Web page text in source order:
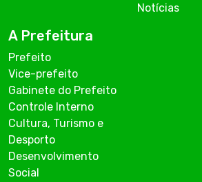
Notícias
A Prefeitura
Prefeito
Vice-prefeito
Gabinete do Prefeito
Controle Interno
Cultura, Turismo e
Desporto
Desenvolvimento
Social